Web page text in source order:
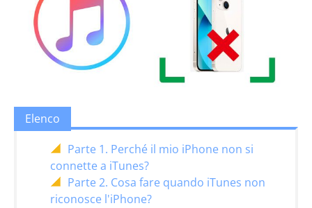
Elenco
Parte 1. Perché il mio iPhone non si
connette a iTunes?
Parte 2. Cosa fare quando iTunes non
riconosce l'iPhone?